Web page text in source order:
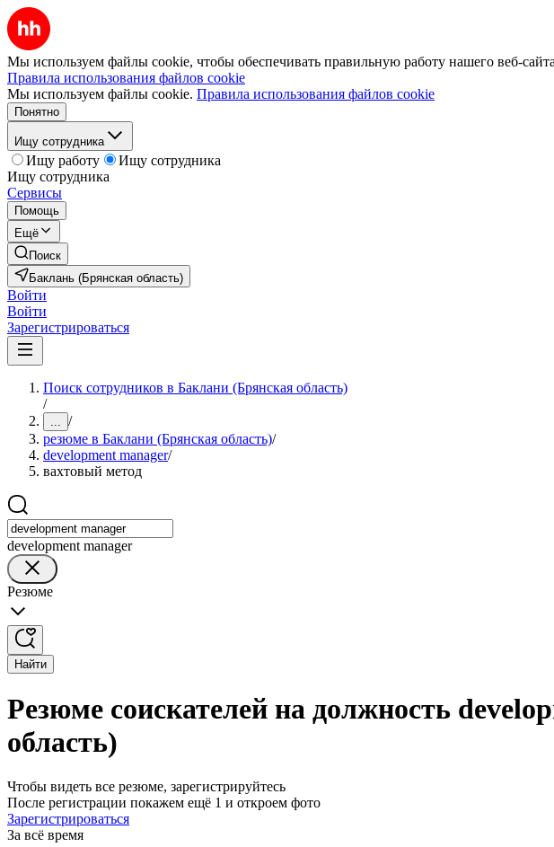
Мы используем файлы cookie, чтобы обеспечивать правильную работу нашего веб-
Правила использования файлов cookie
Мы используем файлы cookie. Правила использования файлов cookie
Понятно
Ищу сотрудника
Ищу работу
Ищу сотрудника
Ищу сотрудника
Сервисы
Помощь
Ещё
Поиск
Баклань (Брянская область)
Войти
Войти
Зарегистрироваться
Поиск сотрудников в Баклани (Брянская область)
/
... /
резюме в Баклани (Брянская область)/
development manager/
вахтовый метод
development manager
Резюме
Найти
Резюме соискателей на должность
область)
Чтобы видеть все резюме, зарегистрируйтесь
После регистрации покажем ещё 1 и откроем фото
Зарегистрироваться
За всё время